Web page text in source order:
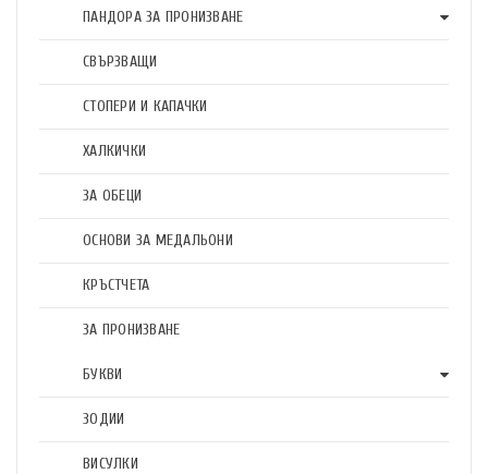
ПАНДОРА ЗА ПРОНИЗВАНЕ
СВЪРЗВАЩИ
СТОПЕРИ И КАПАЧКИ
ХАЛКИЧКИ
ЗА ОБЕЦИ
ОСНОВИ ЗА МЕДАЛЬОНИ
КРЪСТЧЕТА
ЗА ПРОНИЗВАНЕ
БУКВИ
ЗОДИИ
ВИСУЛКИ